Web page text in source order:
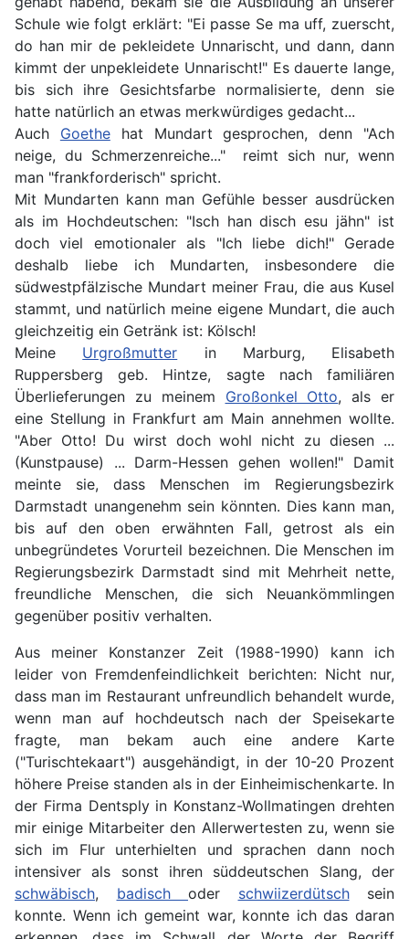
Schule wie folgt erklärt: "Ei passe Se ma uff, zuerscht,
do han mir de pekleidete Unnarischt, und dann, dann
kimmt der unpekleidete Unnarischt!" Es dauerte lange,
bis sich ihre Gesichtsfarbe normalisierte, denn sie
hatte natürlich an etwas merkwürdiges gedacht...
Auch Goethehat Mundart gesprochen, denn "Ach
neige, du Schmerzenreiche..." reimt sich nur, wenn
man "frankforderisch" spricht.
Mit Mundarten kann man Gefühle besser ausdrücken
als im Hochdeutschen: "Isch han disch esu jähn" ist
doch viel emotionaler als "Ich liebe dich!" Gerade
deshalb liebe ich Mundarten, insbesondere die
südwestpfälzische Mundart meiner Frau, die aus Kusel
stammt, und natürlich meine eigene Mundart, die auch
gleichzeitig ein Getränk ist: Kölsch!
Meine Urgroßmutter in Marburg, Elisabeth
Ruppersberg geb. Hintze, sagte nach familiären
Überlieferungen zu meinem Großonkel Otto, als er
eine Stellung in Frankfurt am Main annehmen wollte.
"Aber Otto! Du wirst doch wohl nicht zu diesen ...
(Kunstpause) ... Darm-Hessen gehen wollen!" Damit
meinte sie, dass Menschen im Regierungsbezirk
Darmstadt unangenehm sein könnten. Dies kann man,
bis auf den oben erwähnten Fall, getrost als ein
unbegründetes Vorurteil bezeichnen. Die Menschen im
Regierungsbezirk Darmstadt sind mit Mehrheit nette,
freundliche Menschen, die sich Neuankömmlingen
gegenüber positiv verhalten.
Aus meiner Konstanzer Zeit (1988-1990) kann ich
leider von Fremdenfeindlichkeit berichten: Nicht nur,
dass man im Restaurant unfreundlich behandelt wurde,
wenn man auf hochdeutsch nach der Speisekarte
fragte, man bekam auch eine andere Karte
("Turischtekaart") ausgehändigt, in der 10-20 Prozent
höhere Preise standen als in der Einheimischenkarte. In
der Firma Dentsply in Konstanz-Wollmatingen drehten
mir einige Mitarbeiter den Allerwertesten zu, wenn sie
sich im Flur unterhielten und sprachen dann noch
intensiver als sonst ihren süddeutschen Slang, der
schwäbisch, badisch oder schwiizerdütschsein
konnte. Wenn ich gemeint war, konnte ich das daran